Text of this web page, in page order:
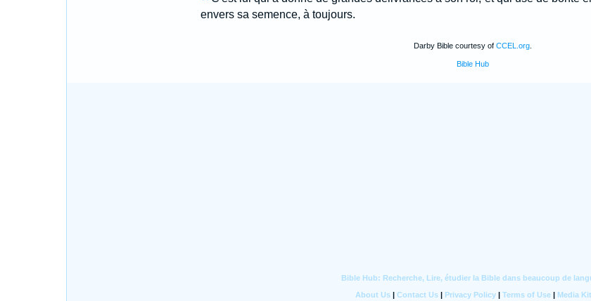
envers sa semence, à toujours.
Darby Bible courtesy of CCEL.org
Bible Hub